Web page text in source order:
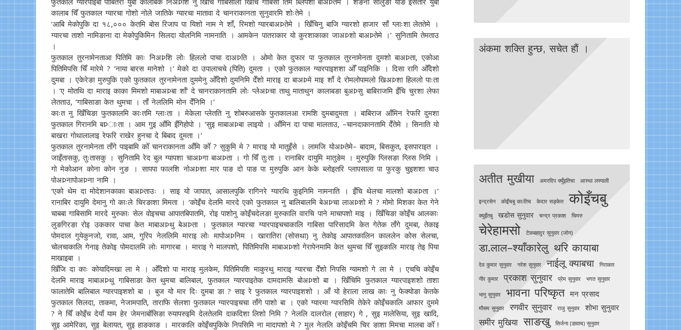
कालाब चिँ फुतकाल ग्यारचा गोशो नोले जातिके ग्यारचा मातावा दे चानराकानता सुनुवारमि शोःतेमे ।
‘आबि मेकोपुकि दा १८,००० केतमि बोस रिजाप पा यिशो नाम ने शाँ, रिमशो ग्यारबाअÞतेमे । खिँचिनु बाजि ग्यारशो हाजार साँ ग्लाःशा लेततेमे ।
ग्यारचा ताशो नामिङाना दा मेकोपुकिमिन सिलदा योलनिमि नामनाति । आमकेन पातराकार यो कुरशाकाका जाअÞशो बाअÞतेमे ।’ सुनितामि तेमताउ
।
फुतकाल तुरनामेनताआ पितिमि काः निअÞशि लोः हिललो पाचा दाअÞति । ओमो केत दुफार पा फुतकाल तुरनामेनता दुमशो बाअÞता, एकोआ
पितिमिपसि चिँ मारेमे ? ‘नाया बारस मानेशो ।’ मेको दा उपालाचचे (पिति) दुमता । एको फुतकाल ग्यारपाइशशा ओँ पाइनिकि । दिसा रागि ओँदेशो
दुमबा । एकेरेङा मुरुपुकि एको फुतकाल तुरनामेनता दुममेनु ओँदेशो दुमनिमि देँशो माराइ दा बाअÞमे माइ शाँ दे रोमलोपामलो खिअÞशा हिललो पाःता
। ‘ए मोतथि दा माराइ काका मिमशो माबाअÞबा शाँ’ दे चानराकानतामि लोः प्लेअÞचा ताथु माताथुन कालाबङा बुअÞसु बाबिराजमि इँचि चुरशा लेफा
लेतताउ, ‘गाबिसाङा केत थुमचा । ताँ नेललिमि मोन देँनिमि ।’
काःत नु खिँचिङा फुतकालमि काःतमि ग्लाःता । मेकेला प्लेतति नु शोबरुआसके फुतकालआ रामशि दुमबादुमता । बाबिराज आँमिन रेफरि दुमशा
फुतकाल गिरानमि बÞाःता । आम गुइ आँमि इँगिहोपो । ‘सुइ माबाअÞबा लाइयो । आँमिन दा पाचा मालताउ, –चानदाकानतामि देँतेमे । सिनाति यो
बाखरा गोथालालाइ रेफरि राखेर हुनचा दे बिबाद दुमता ।’
फुतकाल तुरनामेनता ताँगे पाइबामि कोँ चानराकानता आँमि कोँ ? सुकुमि मे ? माराइ यो मातुइँसे । लामजि योअÞतेमे– बादाम, बिसकुत, इसपाराइत ।
जाइँतासकु, तुःतासकु । सुनितामि रेद बुल ग्यापशा चाअÞगा बाअÞता । गो चिँ तुःता । रानाबिर दायुमि मातुङेम । मुरुपुकि ग्लिसङा ग्लिस निमि ।
गो मेकोआन कोना कोन नुङ । सापपा फालशि नोअÞशा मार पाङ दो पाङ पा मुरुपुकि आन केके ब्लोइतरि प्लापसाला पा फुरकु चुइशशा चाउ
पोअÞनापोअÞना नामि ।
‘एको थेम दा मोदेशानकाका बाअÞताउः । साइ यो जापात, आसालपुकि रागिनरे ग्यारथि कुइनिमि नामनाति । इँचि थेलचा मालशो बाअÞता ।’
रानाबिर दायुमि देमानु गो काःले चिरङाशा मिमता । ‘कोइँच देलमि मारदे एको फुतकाल नु बालिबालमि बेअÞचा लाअÞशो मे ? मोमो मिशका केत गेने
चाबबा गाबिसामि मारदे मुरुकाः सेल वोइचचा आपातबिपातमि, रोइ पाशोनु कोइँचदेलङा मुरुकालि वारचि पाने माचापशो माइ । खिँचिङा कोइँच आलकाः
लुङगिरङा रोइ उककार पाचा केत माबाअÞथु बेअÞता । फुतकाल ग्यारचा ग्यारपाइचचाकालि गाबिसा पारिसादमि केत गेतेक ताँगे दुमबा, तेकाइ
पोमदाल गुयेकुनजो, रावा, आम, गुरिप नेललिमि माराइ लोः मापोअÞनिम । खारातिरा (सोसथा) नु तेकोइ आपातकालिन काललेन कोस सेलचा,
चोलचाकालि गेनाइ तेकोइ पोमदालमि लोः मागारबा । माराइ गे मालपशो, पितिमिपसि माबाअÞशो गेरापेनमामि केत थुमचा चिँ सुइकालि माराइ तेइ पिया
माखाइबा ।
खिँजि दा काः कोयादिमखा ला मे । ओँदेशो पा माराइ मुलकेम, पितिमिपशि माकुरथु माराइ ग्यारचा देँशो निपसि ग्यामशो गे ला मे । एचचि कोइँच
देलमि माराइ माबाअÞथु गाबिसाङा केत थुमचा बालिबाल, फुतकाल ग्यारपाइतेक दामदामसि बोअÞशो बा । खिँचिमि फुतकाल ग्यारपाइशशो ताशा
फालातेमि बालिबाल ग्यारपाइशशो बा । बुज यो मार दिः दुमबा ङा ? साइ रे फुतकाल ग्यारपाइशशो । आँ यो हेराला लाख काः नु फेक्योङा केतके
फुतकाल सिलदा, ताकमा, नेजामपाति, ताराफि सेलशा फुतकाल ग्यारपाइचचा ताँगे पाशो बा । एको ग्यारमा ग्यारसिमि तेकेरे कोइँचकालि आफार दुममे
? ने चिँ कोइँच देयाँ याम हेर जेमनाबोँसिङा रुयापरुइमि देलतेलमि दाकदिशा लिशो निमि ? नेललि दालरोल (साहार) गे , सुइ मालेसिया, सुइ खादि,
सुइ आमेरिका, सुइ बेलायत, सुइ हाङकाङ । मारकालि कोइँचपुकिके निपसिमि ना मादापशो मे ? मुल नेललि कोइँचमि चिर ङाशा मिमचा मालबा कोँ !
अंकमा शक्ति हुन्छ, सचेत हाैं ।
अतीत मुखीया अमरदिप क्युँइतिचा आस्था लस्पाली
इन्द्रसेन काेइँचबु काःतिच केदार सङ्केत कोइँचबु
क्युइँतबु खडोस सुनुवार चन्द्र प्रकाश चिमरु
चेरेहामसो टेकबहादुर सुनुवार (जोन)
डा.लाल–श्याँकारेलु थरि कायाबा
देव कुमार सुनुवार नरेश सुनुवार नाईलू क्याबचा
निराकार
नीर कुमार
प्रकाश सुनुवार प्रेम सुनुवार भगत सुनुवार
भानु सुनुवार भावना परिष्कृत मन प्रसाद
मौसम सुनुवार रणवीर सुनुवार राजु सुनुवार शोभा सुनुवार
समीर मुखिया साङखु सिर्जना (ङावाच) सुनुवार